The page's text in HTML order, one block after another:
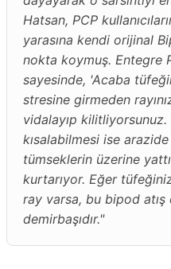
Hatsan, PCP
yarasına kendi orijinal
nokta koymuş. Entegre
sayesinde, 'Acaba
stresine girmeden
vidalayıp kilitliyorsunuz.
kısalabilmesi ise
tümseklerin üzerine
kurtarıyor. Eğer
ray varsa, bu bipod atış
demirbaşıdır."